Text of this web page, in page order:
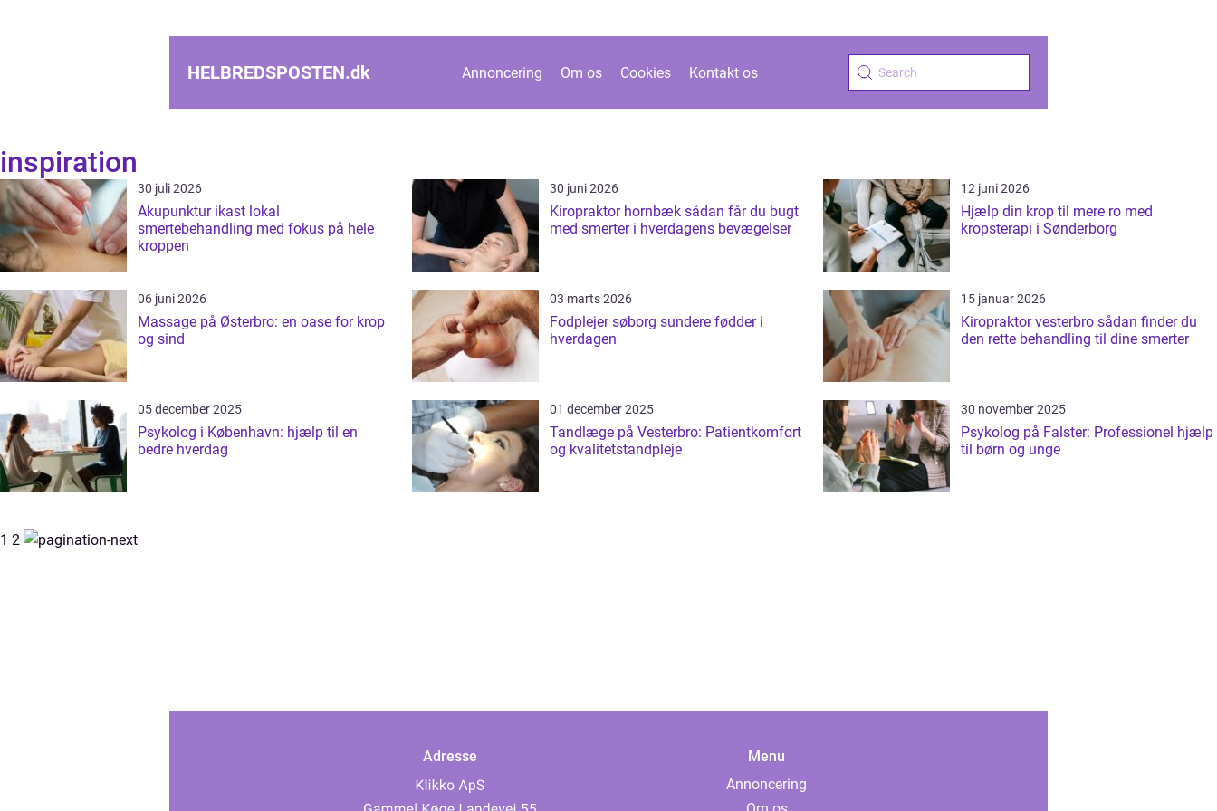
HELBREDSPOSTEN.dk Annoncering Om os Cookies Kontakt os
inspiration
30 juli 2026
Akupunktur ikast lokal
smertebehandling med fokus på hele
kroppen
30 juni 2026
Kiropraktor hornbæk sådan får du bugt
med smerter i hverdagens bevægelser
12 juni 2026
Hjælp din krop til mere ro med
kropsterapi i Sønderborg
06 juni 2026
Massage på Østerbro: en oase for krop
og sind
03 marts 2026
Fodplejer søborg sundere fødder i
hverdagen
15 januar 2026
Kiropraktor vesterbro sådan finder du
den rette behandling til dine smerter
05 december 2025
Psykolog i København: hjælp til en
bedre hverdag
01 december 2025
Tandlæge på Vesterbro: Patientkomfort
og kvalitetstandpleje
30 november 2025
Psykolog på Falster: Professionel hjælp
til børn og unge
1 2
Adresse
Menu
Annoncering